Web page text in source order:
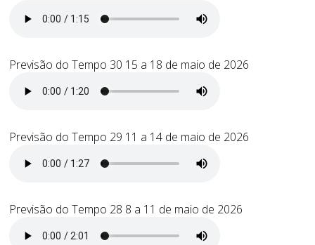
Previsão do Tempo 30 15 a 18 de maio de 2026
Previsão do Tempo 29 11 a 14 de maio de 2026
Previsão do Tempo 28 8 a 11 de maio de 2026